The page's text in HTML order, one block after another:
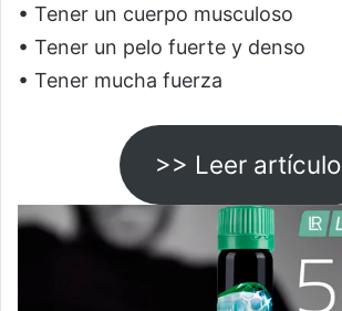
• Tener un cuerpo musculoso
• Tener un pelo fuerte y denso
• Tener mucha fuerza
>> Leer artículo